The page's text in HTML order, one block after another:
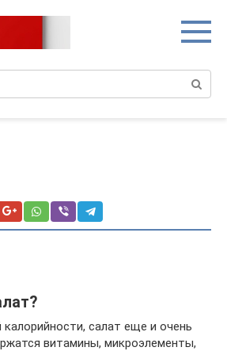
салат еще и очень
витамины, микроэлементы,